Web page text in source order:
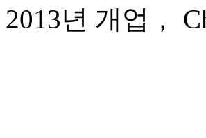
2013년 개업，